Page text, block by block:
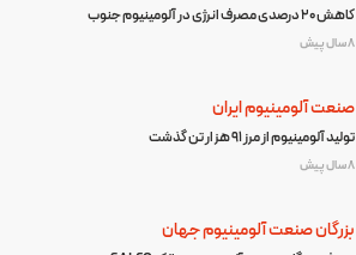
کاهش 20 درصدی مصرف انرژی در آلومینیوم جنوب
8 سال پیش
صنعت آلومینیوم ایران
تولید آلومینیوم از مرز 91 هزار تن گذشت
8 سال پیش
بزرگان صنعت آلومینیوم جهان